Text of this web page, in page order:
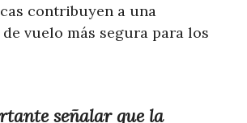
contribuyen a una
vuelo más segura para los
señalar que la